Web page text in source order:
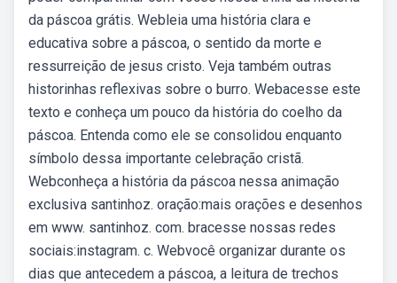
da páscoa grátis. Webleia uma história clara e
educativa sobre a páscoa, o sentido da morte e
ressurreição de jesus cristo. Veja também outras
historinhas reflexivas sobre o burro. Webacesse este
texto e conheça um pouco da história do coelho da
páscoa. Entenda como ele se consolidou enquanto
símbolo dessa importante celebração cristã.
Webconheça a história da páscoa nessa animação
exclusiva santinhoz. oração:mais orações e desenhos
em www. santinhoz. com. bracesse nossas redes
sociais:instagram. c. Webvocê organizar durante os
dias que antecedem a páscoa, a leitura de trechos